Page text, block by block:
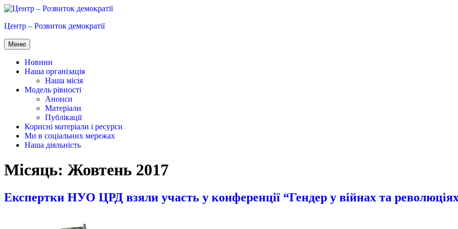
Перейти
вмісту
Центр – Розвиток демократії
Меню
Новини
Наша організація
Наша місія
Модель рівності
Анонси
Матеріали
Публікації
Корисні матеріали і ресурси
Ми в соціальних мережах
Наша діяльність
Місяць: Жовтень 2017
Експертки НУО ЦРД взяли участь у конференції “Гендер у війнах та